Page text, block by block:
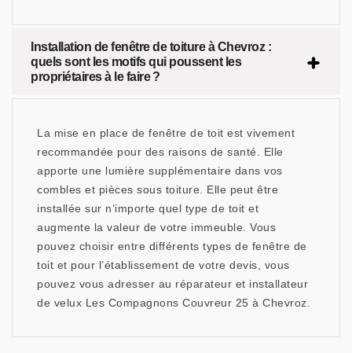
Installation de fenêtre de toiture à Chevroz :
quels sont les motifs qui poussent les
propriétaires à le faire ?
La mise en place de fenêtre de toit est vivement
recommandée pour des raisons de santé. Elle
apporte une lumière supplémentaire dans vos
combles et pièces sous toiture. Elle peut être
installée sur n’importe quel type de toit et
augmente la valeur de votre immeuble. Vous
pouvez choisir entre différents types de fenêtre de
toit et pour l’établissement de votre devis, vous
pouvez vous adresser au réparateur et installateur
de velux Les Compagnons Couvreur 25 à Chevroz.